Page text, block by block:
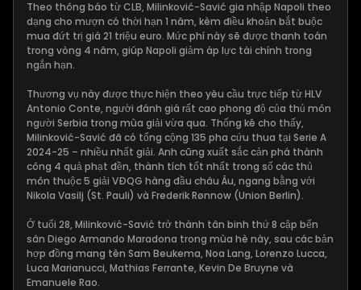
Theo thông báo từ CLB, Milinković-Savić gia nhập Napoli theo
dạng cho mượn có thời hạn 1 năm, kèm điều khoản bắt buộc
mua đứt trị giá 21 triệu euro. Mức phí này sẽ được thanh toán
trong vòng 4 năm, giúp Napoli giảm áp lực tài chính trong
ngắn hạn.
Thương vụ này được thực hiện theo yêu cầu trực tiếp từ HLV
Antonio Conte, người đánh giá rất cao phong độ của thủ môn
người Serbia trong mùa giải vừa qua. Thống kê cho thấy,
Milinković-Savić đã có tổng cộng 135 pha cứu thua tại Serie A
2024-25 – nhiều nhất giải. Anh cũng xuất sắc cản phá thành
công 4 quả phạt đền, thành tích tốt nhất trong số các thủ
môn thuộc 5 giải VĐQG hàng đầu châu Âu, ngang bằng với
Nikola Vasilj (St. Pauli) và Frederik Rønnow (Union Berlin).
Ở tuổi 28, Milinković-Savić trở thành tân binh thứ 8 cập bến
sân Diego Armando Maradona trong mùa hè này, sau các bản
hợp đồng mang tên Sam Beukema, Noa Lang, Lorenzo Lucca,
Luca Marianucci, Mathias Ferrante, Kevin De Bruyne và
Emanuele Rao.